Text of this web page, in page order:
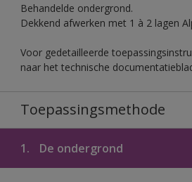
Behandelde ondergrond.
Dekkend afwerken met 1 à 2 lagen
Voor gedetailleerde
naar het technische
Toepassingsmethode
1. De ondergrond